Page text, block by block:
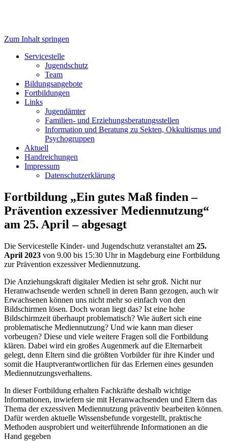
Servicestelle Kinder- und
Jugendschutz
Zum Inhalt springen
Servicestelle
Jugendschutz
Team
Bildungsangebote
Fortbildungen
Links
Jugendämter
Familien- und Erziehungsberatungsstellen
Information und Beratung zu Sekten, Okkultismus und
Psychogruppen
Aktuell
Handreichungen
Impressum
Datenschutzerklärung
Fortbildung „Ein gutes Maß finden –
Prävention exzessiver Mediennutzung“
am 25. April – abgesagt
Die Servicestelle Kinder- und Jugendschutz veranstaltet am 25.
April 2023 von 9.00 bis 15:30 Uhr in Magdeburg eine Fortbildung
zur Prävention exzessiver Mediennutzung.
Die Anziehungskraft digitaler Medien ist sehr groß. Nicht nur
Heranwachsende werden schnell in deren Bann gezogen, auch wir
Erwachsenen können uns nicht mehr so einfach von den
Bildschirmen lösen. Doch woran liegt das? Ist eine hohe
Bildschirmzeit überhaupt problematisch? Wie äußert sich eine
problematische Mediennutzung? Und wie kann man dieser
vorbeugen? Diese und viele weitere Fragen soll die Fortbildung
klären. Dabei wird ein großes Augenmerk auf die Elternarbeit
gelegt, denn Eltern sind die größten Vorbilder für ihre Kinder und
somit die Hauptverantwortlichen für das Erlernen eines gesunden
Mediennutzungsverhaltens.
In dieser Fortbildung erhalten Fachkräfte deshalb wichtige
Informationen, inwiefern sie mit Heranwachsenden und Eltern das
Thema der exzessiven Mediennutzung präventiv bearbeiten können.
Dafür werden aktuelle Wissensbefunde vorgestellt, praktische
Methoden ausprobiert und weiterführende Informationen an die
Hand gegeben